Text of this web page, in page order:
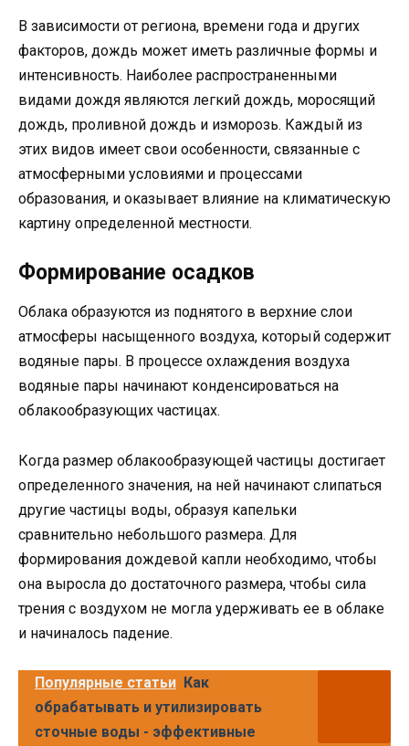
В зависимости от региона, времени года и других
факторов, дождь может иметь различные формы и
интенсивность. Наиболее распространенными
видами дождя являются легкий дождь, моросящий
дождь, проливной дождь и изморозь. Каждый из
этих видов имеет свои особенности, связанные с
атмосферными условиями и процессами
образования, и оказывает влияние на климатическую
картину определенной местности.
Формирование осадков
Облака образуются из поднятого в верхние слои
атмосферы насыщенного воздуха, который содержит
водяные пары. В процессе охлаждения воздуха
водяные пары начинают конденсироваться на
облакообразующих частицах.
Когда размер облакообразующей частицы достигает
определенного значения, на ней начинают слипаться
другие частицы воды, образуя капельки
сравнительно небольшого размера. Для
формирования дождевой капли необходимо, чтобы
она выросла до достаточного размера, чтобы сила
трения с воздухом не могла удерживать ее в облаке
и начиналось падение.
Популярные статьи Как
обрабатывать и утилизировать
сточные воды - эффективные